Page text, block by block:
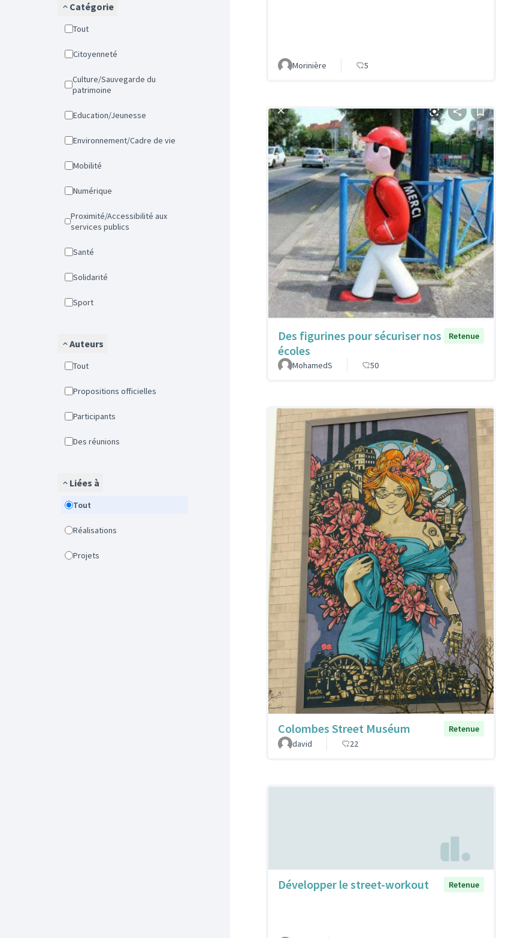
Catégorie
Tout
Citoyenneté
Culture/Sauvegarde du
patrimoine
Education/Jeunesse
Environnement/Cadre de vie
Mobilité
Numérique
Proximité/Accessibilité aux
services publics
Santé
Solidarité
Sport
Auteurs
Tout
Propositions officielles
Participants
Des réunions
Liées à
Tout
Réalisations
Projets
Morinière 5
Des figurines pour sécuriser nos
écoles
Retenue
MohamedS 50
Colombes Street Muséum
Retenue
david
22
Développer le street-workout Retenue